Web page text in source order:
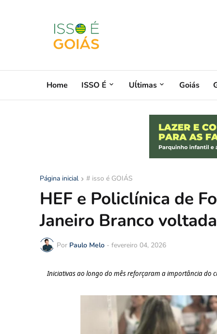
Home ISSO É Uĺtimas Goiás
Página inicial # isso é GOIÁS
HEF e Policlínica de
Janeiro Branco
Por Paulo Melo - fevereiro 04, 2026
Iniciativas ao longo do mês reforçaram a importância do